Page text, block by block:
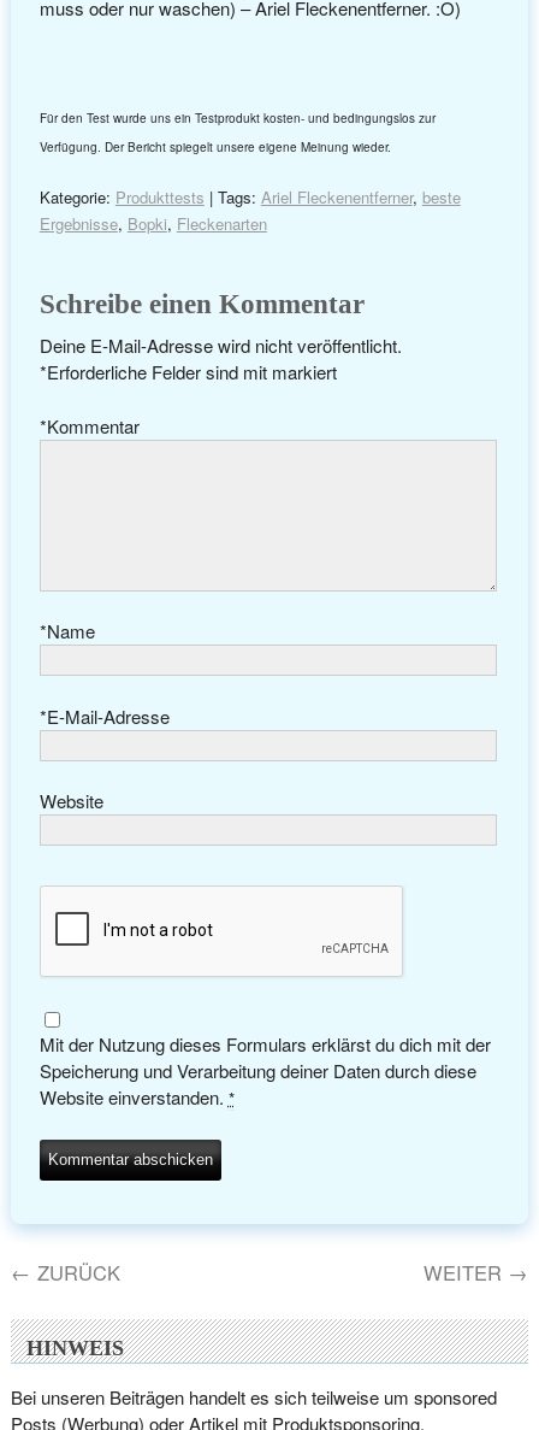
muss oder nur waschen) – Ariel Fleckenentferner. :O)
Für den Test wurde uns ein Testprodukt kosten- und bedingungslos zur
Verfügung. Der Bericht spiegelt unsere eigene Meinung wieder.
Kategorie: Produkttests | Tags: Ariel Fleckenentferner, beste
Ergebnisse, Bopki, Fleckenarten
Schreibe einen Kommentar
Deine E-Mail-Adresse wird nicht veröffentlicht.
Erforderliche Felder sind mit
* markiert
Kommentar
*
Name
*
E-Mail-Adresse
*
Website
Mit der Nutzung dieses Formulars erklärst du dich mit der
Speicherung und Verarbeitung deiner Daten durch diese
Website einverstanden. *
← ZURÜCK WEITER →
HINWEIS
Bei unseren Beiträgen handelt es sich teilweise um sponsored
Posts (Werbung) oder Artikel mit Produktsponsoring.